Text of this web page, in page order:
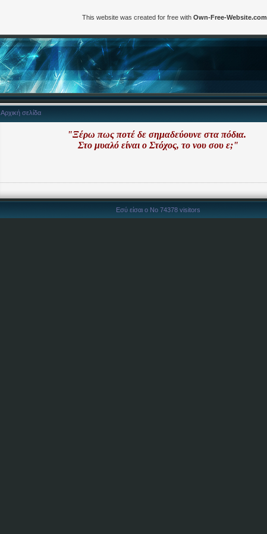
Αρχική σελίδα
"Ξέρω πως ποτέ δε σημαδεύουνε στα πόδια.
Στο μυαλό είναι ο Στόχος, το νου σου ε;"
Εσύ είσαι ο Νο 74378 visitors
This website was created for free with Own-Free-Website.com